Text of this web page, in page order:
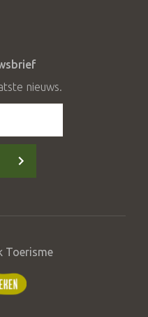
nieuws.
Toerisme